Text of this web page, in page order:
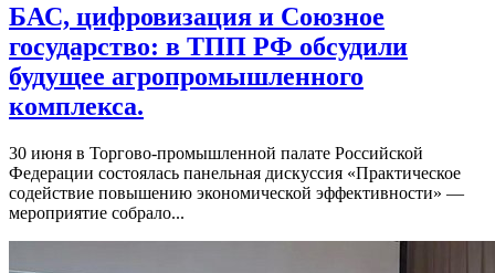
БАС, цифровизация и Союзное
государство: в ТПП РФ обсудили
будущее агропромышленного
комплекса.
30 июня в Торгово-промышленной палате Российской
Федерации состоялась панельная дискуссия «Практическое
содействие повышению экономической эффективности» —
мероприятие собрало...